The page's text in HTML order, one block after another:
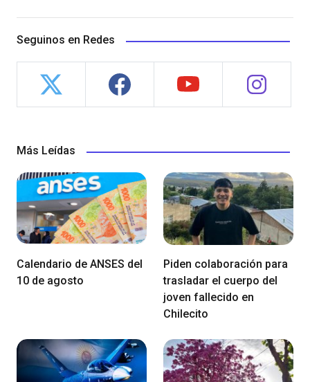
Seguinos en Redes
Más Leídas
Calendario de ANSES del
10 de agosto
Piden colaboración para
trasladar el cuerpo del
joven fallecido en
Chilecito